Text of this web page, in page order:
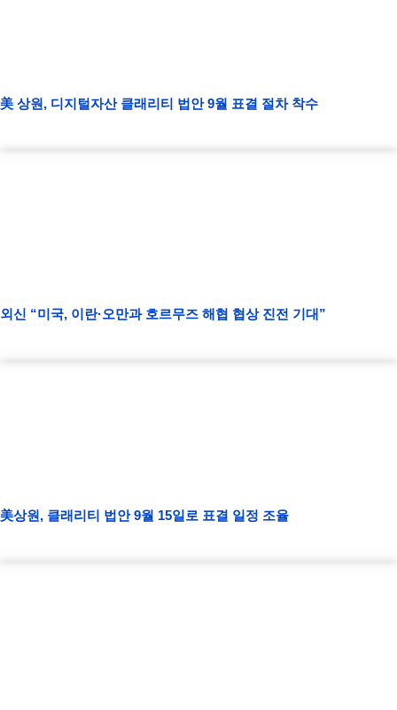
美 상원, 디지털자산 클래리티 법안 9월 표결 절차 착수
외신 “미국, 이란·오만과 호르무즈 해협 협상 진전 기대”
美상원, 클래리티 법안 9월 15일로 표결 일정 조율